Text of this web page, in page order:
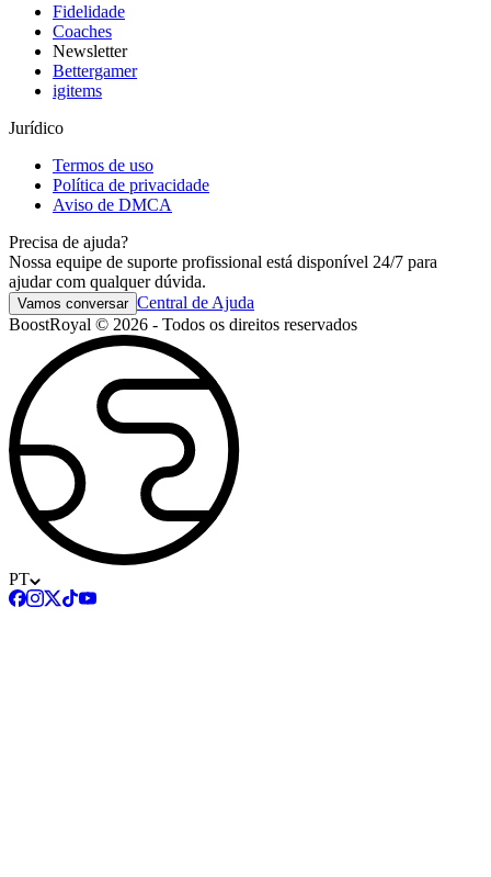
Fidelidade
Coaches
Newsletter
Bettergamer
igitems
Jurídico
Termos de uso
Política de privacidade
Aviso de DMCA
Precisa de ajuda?
Nossa equipe de suporte profissional está disponível 24/7 para
ajudar com qualquer dúvida.
Vamos conversar Central de Ajuda
BoostRoyal © 2026 - Todos os direitos reservados
PT